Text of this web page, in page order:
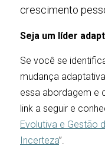
crescimento
Seja um líder
Se você se
mudança
essa abordagem e
link a seguir e
Evolutiva e Gestão
Incerteza”.